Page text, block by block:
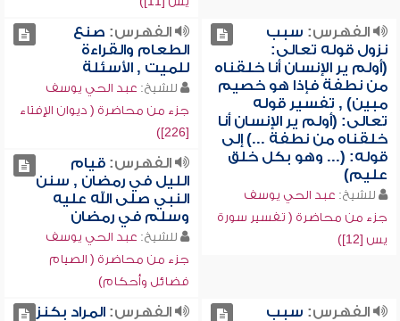
الفهرس: سبب
نزول قوله تعالى:
(أولم ير الإنسان أنا خلقناه
من نطفة فإذا هو خصيم
مبين) , تفسير قوله
تعالى: (أولم ير الإنسان أنا
خلقناه من نطفة ...) إلى
قوله: (... وهو بكل خلق
عليم)
للشيخ: عبد الحي يوسف
جزء من محاضرة ( تفسير سورة
يس [12])
الفهرس: صنع
الطعام والقراءة
للميت , الأسئلة
للشيخ: عبد الحي يوسف
جزء من محاضرة ( ديوان الإفتاء
[226])
الفهرس:قيام
الليل في رمضان , سنن
النبي صلى الله عليه
وسلم في رمضان
للشيخ: عبد الحي يوسف
جزء من محاضرة ( الصيام
فضائل وأحكام)
الفهرس: سبب
الفهرس:المراد بكنز